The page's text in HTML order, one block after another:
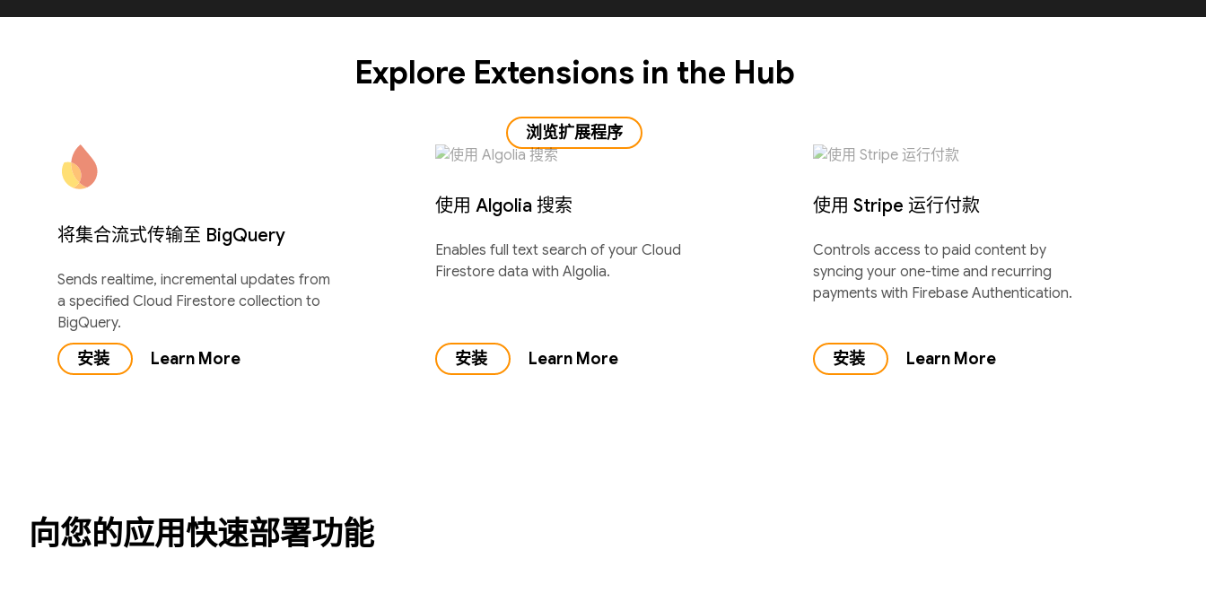
Explore Extensions in the Hub
浏览扩展程序
将集合流式传输至 BigQuery
Sends realtime, incremental updates from
a specified Cloud Firestore collection to
BigQuery.
安装 Learn More
使用 Algolia 搜索
Enables full text search of your Cloud
Firestore data with Algolia.
安装 Learn More
使用 Stripe 运行付款
Controls access to paid content by
syncing your one-time and recurring
payments with Firebase Authentication.
安装 Learn More
向您的应用快速部署功能